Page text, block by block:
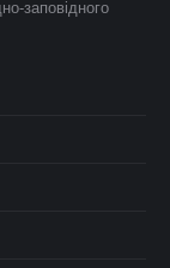
заповідного